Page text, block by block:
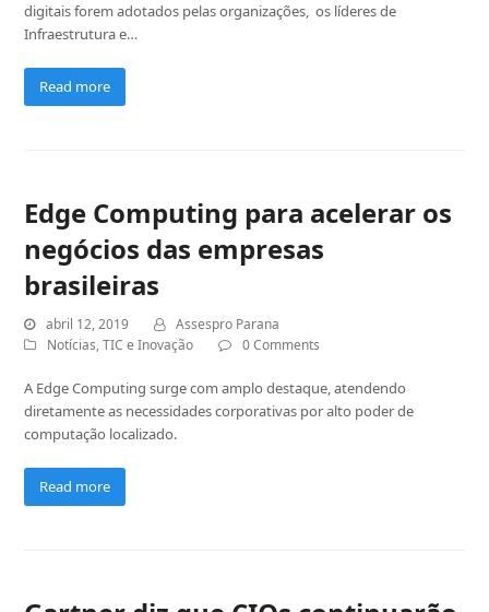
digitais forem adotados pelas organizações, os líderes de
Infraestrutura e…
Read more
Edge Computing para acelerar os
negócios das empresas
brasileiras
abril 12, 2019
Assespro Parana
Notícias,TIC e Inovação 0 Comments
A Edge Computing surge com amplo destaque, atendendo
diretamente as necessidades corporativas por alto poder de
computação localizado.
Read more